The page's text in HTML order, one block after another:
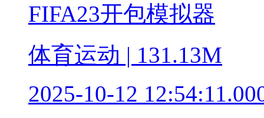
FIFA23开包模拟器
体育运动 | 131.13M
2025-10-12